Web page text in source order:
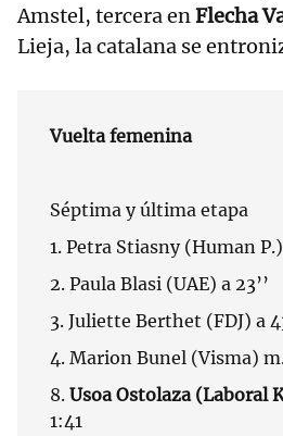
Amstel, tercera enFlecha
Lieja, la catalana se
Vuelta femenina
Séptima y última etapa
1. Petra Stiasny (Human
2. Paula Blasi (UAE) a 23’’
3. Juliette Berthet (FDJ) a
4. Marion Bunel (Visma)
8. Usoa Ostolaza (Laboral
1:41